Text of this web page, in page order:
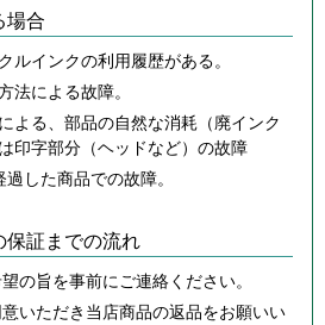
場合
ルインクの利用履歴がある。
法による故障。
よる、部品の自然な消耗（廃インク
印字部分（ヘッドなど）の故障
した商品での故障。
保証までの流れ
の旨を事前にご連絡ください。
いただき当店商品の返品をお願いい